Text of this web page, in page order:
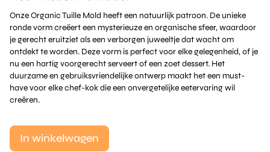
Onze Organic Tuille Mold heeft een natuurlijk patroon. De unieke
ronde vorm creëert een mysterieuze en organische sfeer, waardoor
je gerecht eruitziet als een verborgen juweeltje dat wacht om
ontdekt te worden. Deze vorm is perfect voor elke gelegenheid, of je
nu een hartig voorgerecht serveert of een zoet dessert. Het
duurzame en gebruiksvriendelijke ontwerp maakt het een must-
have voor elke chef-kok die een onvergetelijke eetervaring wil
creëren.
In winkelwagen